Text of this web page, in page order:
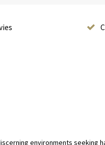
environments seeking